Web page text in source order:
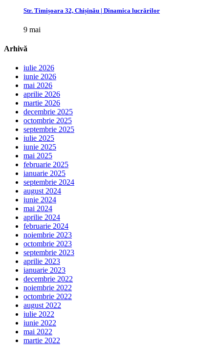
Str. Timișoara 32, Chișinău | Dinamica lucrărilor
9 mai
Arhivă
iulie 2026
iunie 2026
mai 2026
aprilie 2026
martie 2026
decembrie 2025
octombrie 2025
septembrie 2025
iulie 2025
iunie 2025
mai 2025
februarie 2025
ianuarie 2025
septembrie 2024
august 2024
iunie 2024
mai 2024
aprilie 2024
februarie 2024
noiembrie 2023
octombrie 2023
septembrie 2023
aprilie 2023
ianuarie 2023
decembrie 2022
noiembrie 2022
octombrie 2022
august 2022
iulie 2022
iunie 2022
mai 2022
martie 2022